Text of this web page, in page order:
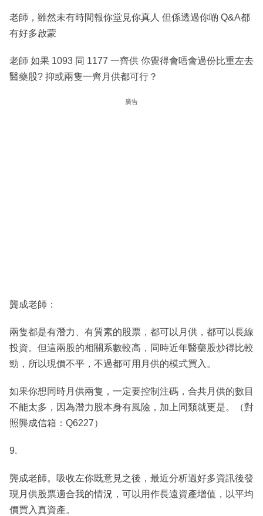
老師，雖然未有時間報你堂見你真人 但係透過你啲 Q&A都
有好多啟蒙
老師 如果 1093 同 1177 一齊供 你覺得會唔會過份比重左去
醫藥股? 抑或兩隻一齊月供都可行？
廣告
龔成老師：
兩隻都是有潛力、有質素的股票，都可以月供，都可以長線
投資。但這兩股的相關系數較高，同時近年醫藥股炒得比較
勁，所以現價不平，不過都可用月供的模式買入。
如果你想同時月供兩隻，一定要控制注碼，合共月供的數目
不能太多，因為潛力股本身有風險，加上同類就更是。（對
照龔成信箱：Q6227）
9.
龔成老師。吸收左你既意見之後，最近分析過好多資訊後發
現月供股票適合我的情況，可以用作長遠資產增值，以平均
價買入真資產。